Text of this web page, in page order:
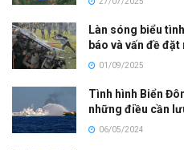
Làn sóng biểu
báo và vấn đề
01/09/2025
Tình hình Biển
những điều cần
06/05/2024